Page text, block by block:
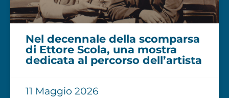
Nel decennale della scomparsa
di Ettore Scola, una mostra
dedicata al percorso dell’artista
11 Maggio 2026